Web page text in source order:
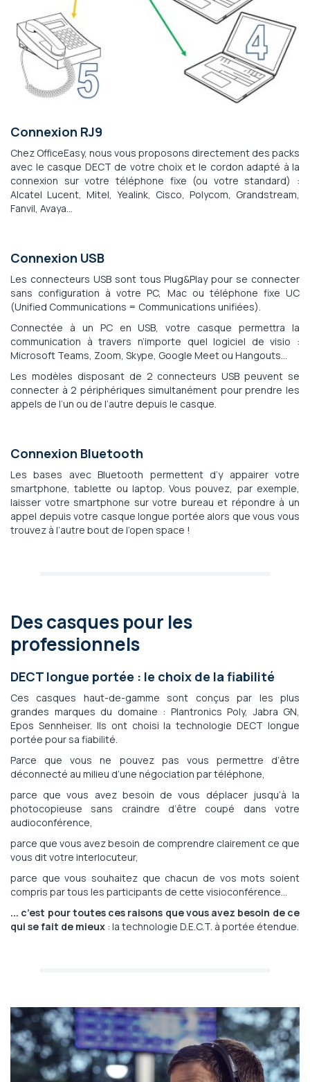
Connexion RJ9
Chez OfficeEasy, nous vous proposons directement des packs
avec le casque DECT de votre choix et le cordon adapté à la
connexion sur votre téléphone fixe (ou votre standard) :
Alcatel Lucent, Mitel, Yealink, Cisco, Polycom, Grandstream,
Fanvil, Avaya…
Connexion USB
Les connecteurs USB sont tous Plug&Play pour se connecter
sans configuration à votre PC, Mac ou téléphone fixe UC
(Unified Communications = Communications unifiées).
Connectée à un PC en USB, votre casque permettra la
communication à travers n’importe quel logiciel de visio :
Microsoft Teams, Zoom, Skype, Google Meet ou Hangouts…
Les modèles disposant de 2 connecteurs USB peuvent se
connecter à 2 périphériques simultanément pour prendre les
appels de l’un ou de l’autre depuis le casque.
Connexion Bluetooth
Les bases avec Bluetooth permettent d’y appairer votre
smartphone, tablette ou laptop. Vous pouvez, par exemple,
laisser votre smartphone sur votre bureau et répondre à un
appel depuis votre casque longue portée alors que vous vous
trouvez à l’autre bout de l’open space !
Des casques pour les
professionnels
DECT longue portée : le choix de la fiabilité
Ces casques haut-de-gamme sont conçus par les plus
grandes marques du domaine : Plantronics Poly, Jabra GN,
Epos Sennheiser. Ils ont choisi la technologie DECT longue
portée pour sa fiabilité.
Parce que vous ne pouvez pas vous permettre d’être
déconnecté au milieu d’une négociation par téléphone,
parce que vous avez besoin de vous déplacer jusqu’à la
photocopieuse sans craindre d’être coupé dans votre
audioconférence,
parce que vous avez besoin de comprendre clairement ce que
vous dit votre interlocuteur,
parce que vous souhaitez que chacun de vos mots soient
compris par tous les participants de cette visioconférence…
... c’est pour toutes ces raisons que vous avez besoin de ce
qui se fait de mieux : la technologie D.E.C.T. à portée étendue.